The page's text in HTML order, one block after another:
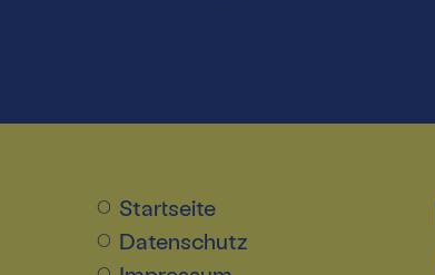
Startseite
Datenschutz